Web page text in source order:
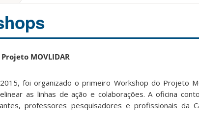
MOVLIDAR
foi organizado o primeiro Workshop do Projeto
as linhas de ação e colaborações. A oficina
professores pesquisadores e profissionais da